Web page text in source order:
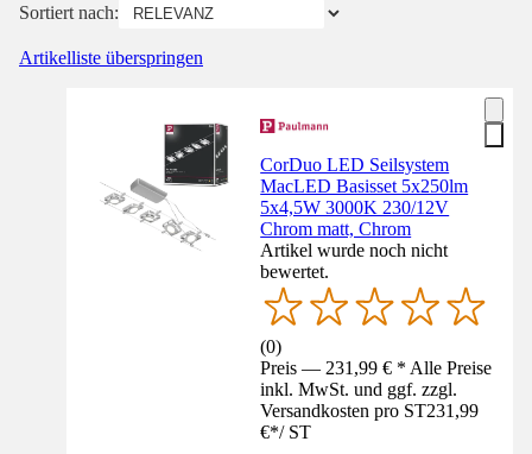
Sortiert nach:
Artikelliste überspringen
CorDuo LED Seilsystem
MacLED Basisset 5x250lm
5x4,5W 3000K 230/12V
Chrom matt, Chrom
Artikel wurde noch nicht
bewertet.
(0)
Preis — 231,99 € * Alle Preise
inkl. MwSt. und ggf. zzgl.
Versandkosten pro ST231,99
€*/ ST